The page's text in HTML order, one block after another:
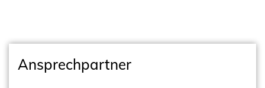
Ansprechpartner